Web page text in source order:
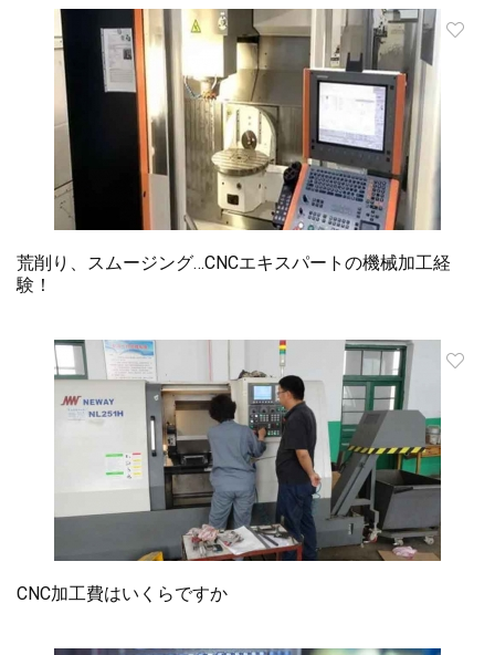
荒削り、スムージング…CNCエキスパートの機械加工経
験！
CNC加工費はいくらですか